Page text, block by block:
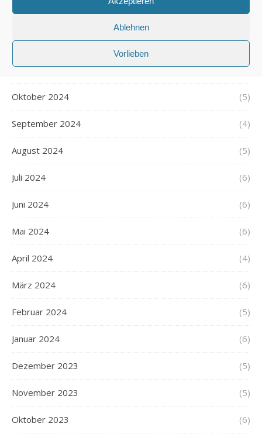
Ablehnen
Vorlieben
Januar 2025 (5)
Dezember 2024 (5)
November 2024 (4)
Oktober 2024 (5)
September 2024 (4)
August 2024 (5)
Juli 2024 (6)
Juni 2024 (6)
Mai 2024 (6)
April 2024 (4)
März 2024 (6)
Februar 2024 (5)
Januar 2024 (6)
Dezember 2023 (5)
November 2023 (5)
Oktober 2023 (6)